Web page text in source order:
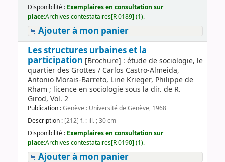
Disponibilité : Exemplaires en consultation sur
place:Archives contestataires[R 0189] (1).
Ajouter à mon panier
Les structures urbaines et la
participation [Brochure] : étude de sociologie, le
quartier des Grottes / Carlos Castro-Almeida,
Antonio Morais-Barreto, Line Krieger, Philippe de
Rham ; licence en sociologie sous la dir. de R.
Girod, Vol. 2
Publication :Genève : Université de Genève, 1968
Description : [212] f. : ill. ; 30 cm
Disponibilité : Exemplaires en consultation sur
place:Archives contestataires[R 0190] (1).
Ajouter à mon panier